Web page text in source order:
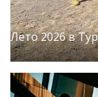
Лето 2026 в